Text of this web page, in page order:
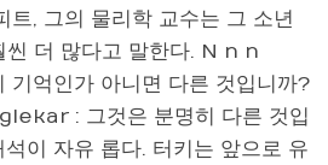
트, 그의 물리학 교수는 그 소년
씬 더 많다고 말한다. N n n
억인가 아니면 다른 것입니까?
: 그것은 분명히 다른 것입
이 자유 롭다. 터키는 앞으로 유